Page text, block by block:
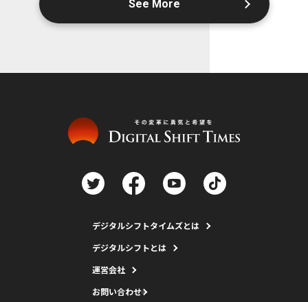
See More
デジタルシフトタイムズとは
デジタルシフトとは
運営会社
お問い合わせ